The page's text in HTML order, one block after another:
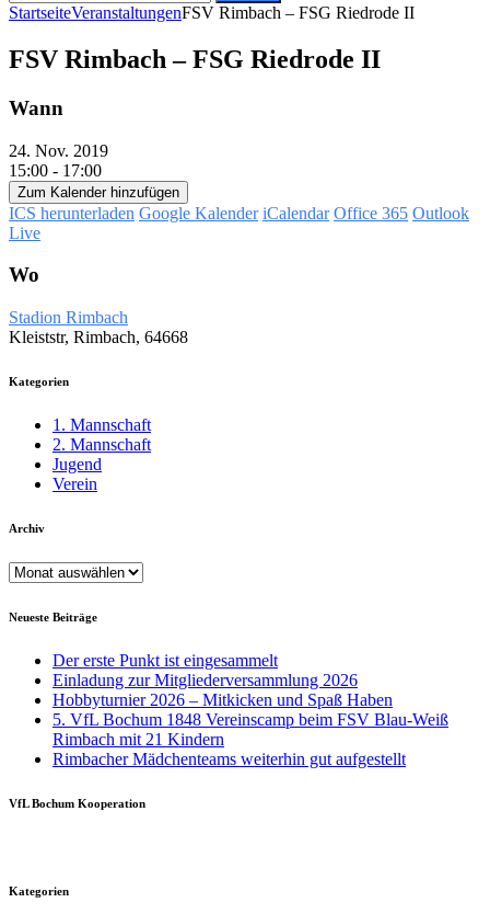
nach:
StartseiteVeranstaltungenFSV Rimbach – FSG Riedrode II
FSV Rimbach – FSG Riedrode II
Wann
24. Nov. 2019
15:00 - 17:00
Zum Kalender hinzufügen
ICS herunterladen Google Kalender iCalendar Office 365 Outlook
Live
Wo
Stadion Rimbach
Kleiststr, Rimbach, 64668
Kategorien
1. Mannschaft
2. Mannschaft
Jugend
Verein
Archiv
Archiv
Neueste Beiträge
Der erste Punkt ist eingesammelt
Einladung zur Mitgliederversammlung 2026
Hobbyturnier 2026 – Mitkicken und Spaß Haben
5. VfL Bochum 1848 Vereinscamp beim FSV Blau-Weiß
Rimbach mit 21 Kindern
Rimbacher Mädchenteams weiterhin gut aufgestellt
VfL Bochum Kooperation
Kategorien